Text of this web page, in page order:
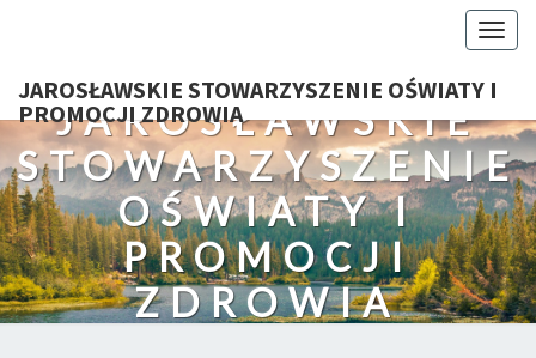
JAROSŁAWSKIE STOWARZYSZENIE OŚWIATY I
PROMOCJI ZDROWIA
JAROSŁAWSKIE
STOWARZYSZENIE
OŚWIATY I
PROMOCJI
ZDROWIA